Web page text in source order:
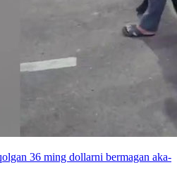
36 ming dollarni bermagan aka-